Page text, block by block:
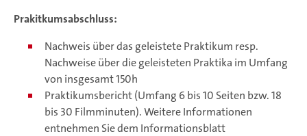
Prakitkumsabschluss:
Nachweis über das geleistete Praktikum resp.
Nachweise über die geleisteten Praktika im Umfang
von insgesamt 150h
Praktikumsbericht (Umfang 6 bis 10 Seiten bzw. 18
bis 30 Filmminuten). Weitere Informationen
entnehmen Sie dem Informationsblatt